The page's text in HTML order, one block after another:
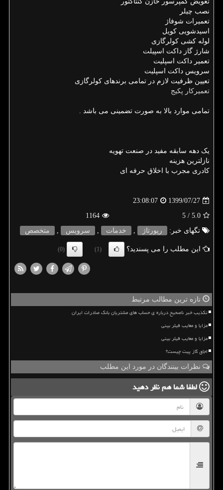
نصب چیلر
تعمیرات شوفاژ
اسیدشویی کویل
لوله کشی کولرگازی
شارژ گاز داکت اسپیلت
تعمیر داکت اسپلیت
سرویس داکت اسپلیت
تعیین ظرفیت لازم در تمامی برندهای کولرگازی
تعمیرکار پکیج
تمامی موارد بالا به صورت تضمینی می باشد .
یک دهه سابقه مفید در صنعت تهویه
نازلترین هزینه
کادری مجرب با اخلاق حرفه ای
1399/07/27
23:08:07
5.0
/ 5
1164
تگهای خبر:
رپورتاژ , خدمات , سرویس , متخصص
این مطلب را می پسندید؟ (1)
(0)
تازه ترین مطالب مرتبط
تکذیب خبر ناصحیح درباره ی حساب های مشتریان بانک صادرات ایران
مزایا و معایب فیلر بینی
مزایا و معایب فیلر بینی
اجاق گاز پیت چیست؟
نظرات بینندگان در مورد این مطلب
لطفا شما همنظر دهید